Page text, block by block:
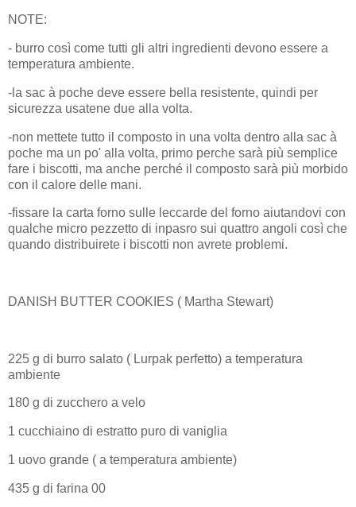
NOTE:
- burro così come tutti gli altri ingredienti devono essere a
temperatura ambiente.
-la sac à poche deve essere bella resistente, quindi per
sicurezza usatene due alla volta.
-non mettete tutto il composto in una volta dentro alla sac à
poche ma un po' alla volta, primo perche sarà più semplice
fare i biscotti, ma anche perché il composto sarà più morbido
con il calore delle mani.
-fissare la carta forno sulle leccarde del forno aiutandovi con
qualche micro pezzetto di inpasro sui quattro angoli così che
quando distribuirete i biscotti non avrete problemi.
DANISH BUTTER COOKIES ( Martha Stewart)
225 g di burro salato ( Lurpak perfetto) a temperatura
ambiente
180 g di zucchero a velo
1 cucchiaino di estratto puro di vaniglia
1 uovo grande ( a temperatura ambiente)
435 g di farina 00